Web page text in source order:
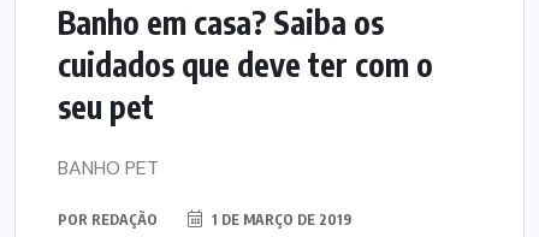
Banho em casa? Saiba os
cuidados que deve ter com o
seu pet
BANHO PET
POR REDAÇÃO 1 DE MARÇO DE 2019